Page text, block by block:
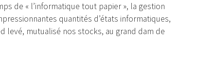
de « l’informatique tout papier », la gestion
quantités d’états informatiques,
levé, mutualisé nos stocks, au grand dam de